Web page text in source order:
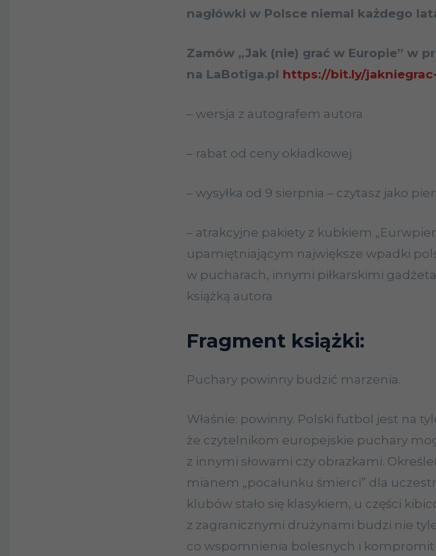
nagłówki w Polsce niemal każdego
Zamów „Jak (nie) grać w Europie” w
na LaBotiga.pl https://bit.ly/
– wersja z autografem autora
– rabat od ceny okładkowej
– wysyłka od 9 sierpnia – czytasz jako
– atrakcyjne pakiety z kubkiem
upamiętniającym największe wpadki
w pucharach, innymi piłkarskimi
książką autora
Fragment książki:
Puchary powinny budzić marzenia.
Właśnie: powinny. Polski futbol jest na
że czytelnikom europejskie puchary
z innymi słowami czy obrazkami.
mianem „pocałunku śmierci” dla
klubów stało się klasykiem, u części
z zagranicznymi drużynami budzi nie
co wspomnienia bolesnych i